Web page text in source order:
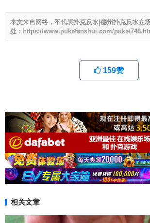
本文来自网络，不代表扑克反水|德州扑克反水立
处：https://www.pukefanshui.com/puke/
159赞
相关文章